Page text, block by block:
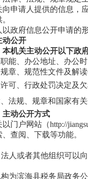
向申请人提供的信息，
以政府信息公开申请的
动公开
本机关主动公开以下政
能、办公地址、办公
章、规范性文件及解
可、行政处罚决定及
法规、规章和国家有
主动公开方式
门户网站（http://
查阅、下载等功能。
人或者其他组织可以
为滨海县税务局政务